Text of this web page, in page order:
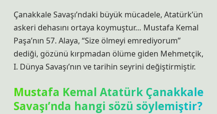
Çanakkale Savaşı’ndaki büyük mücadele, Atatürk’ün
askeri dehasını ortaya koymuştur… Mustafa Kemal
Paşa’nın 57. Alaya, “Size ölmeyi emrediyorum”
dediği, gözünü kırpmadan ölüme giden Mehmetçik,
I. Dünya Savaşı’nın ve tarihin seyrini değiştirmiştir.
Mustafa Kemal Atatürk Çanakkale
Savaşı’nda hangi sözü söylemiştir?